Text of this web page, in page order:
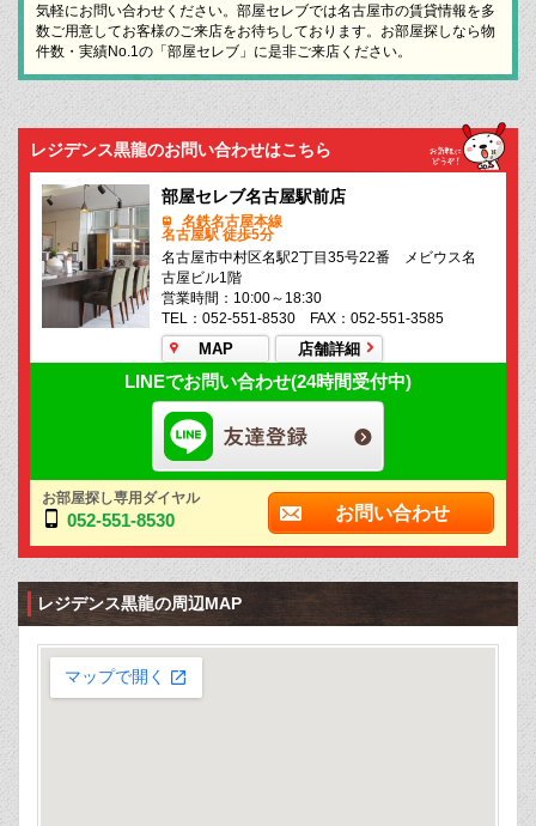
気軽にお問い合わせください。部屋セレブでは名古屋市の賃貸情報を多
数ご用意してお客様のご来店をお待ちしております。お部屋探しなら物
件数・実績No.1の「部屋セレブ」に是非ご来店ください。
レジデンス黒龍のお問い合わせはこちら
部屋セレブ名古屋駅前店
名鉄名古屋本線
名古屋駅 徒歩5分
名古屋市中村区名駅2丁目35号22番 メビウス名
古屋ビル1階
営業時間：10:00～18:30
TEL：052-551-8530 FAX：052-551-3585
MAP 店舗詳細
LINEでお問い合わせ(24時間受付中)
お部屋探し専用ダイヤル
052-551-8530 お問い合わせ
レジデンス黒龍の周辺MAP